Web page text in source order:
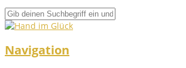
Navigation